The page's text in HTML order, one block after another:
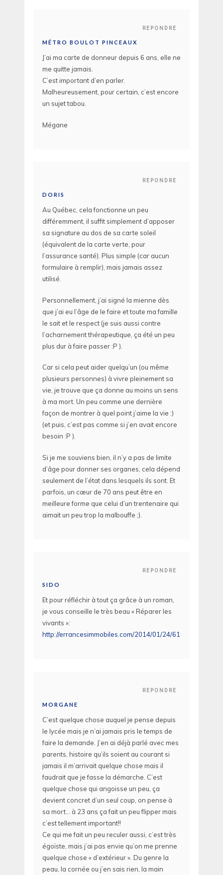
REPONDRE
MÉTRO BOULOT PINCEAUX
J’ai ma carte de donneur depuis 6 ans, elle ne
me quitte jamais.
C’est important d’en parler.
Malheureusement, pour certain, c’est encore
un sujet tabou.
Mégane
REPONDRE
DORIS
Au Québec, cela fonctionne un peu
différemment, il suffit simplement d’apposer
sa signature au dos de sa carte soleil
(équivalent de la carte verte, pour
l’assurance santé). Plus simple (car aucun
formulaire à remplir), mais jamais assez
utilisé.
Personnellement, j’ai signé la mienne dès
que j’ai eu l’âge de le faire et toute ma famille
le sait et le respect (je suis aussi contre
l’acharnement thérapeutique, ça été un peu
plus dur à faire passer :P ).
Car si cela peut aider quelqu’un (ou même
plusieurs personnes) à vivre pleinement sa
vie, je trouve que ça donne au moins un sens
à ma mort. Un peu comme une dernière
façon de montrer à quel point j’aime la vie :)
(et puis, c’est pas comme si j’en avait encore
besoin :P ).
Si je me souviens bien, il n’y a pas de limite
d’âge pour donner ses organes, cela dépend
seulement de l’état dans lesquels ils sont. Et
parfois, un cœur de 70 ans peut être en
meilleure forme que celui d’un trentenaire qui
aimait un peu trop la malbouffe ;).
REPONDRE
SIDO
Et pour réfléchir à tout ça grâce à un roman,
je vous conseille le très beau « Réparer les
vivants »:
http://errancesimmobiles.com/2014/01/24/619/
REPONDRE
MORGANE
C’est quelque chose auquel je pense depuis
le lycée mais je n’ai jamais pris le temps de
faire la demande. J’en ai déjà parlé avec mes
parents, histoire qu’ils soient au courant si
jamais il m’arrivait quelque chose mais il
faudrait que je fasse la démarche. C’est
quelque chose qui angoisse un peu, ça
devient concret d’un seul coup, on pense à
sa mort… à 23 ans ça fait un peu flipper mais
c’est tellement important!!
Ce qui me fait un peu reculer aussi, c’est très
égoïste, mais j’ai pas envie qu’on me prenne
quelque chose « d’extérieur ». Du genre la
peau, la cornée ou j’en sais rien, la main